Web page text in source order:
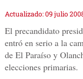
Actualizado: 09 julio
El precandidato
entró en serio a la
de El Paraíso y
elecciones primarias.